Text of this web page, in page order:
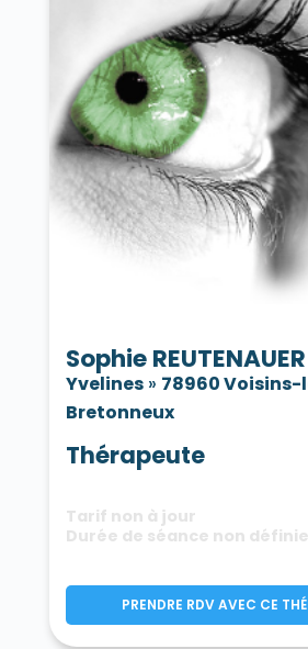
Sophie REUTENAUER
Yvelines» 78960 Voisins-
Bretonneux
Thérapeute
Tarif non à jour
Durée de séance non définie
PRENDRE RDV AVEC CE